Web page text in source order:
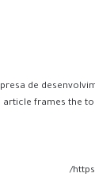
de
article frames the